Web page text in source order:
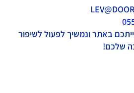
באתר ונמשיך לפעול לשיפור
שלכם!